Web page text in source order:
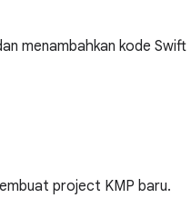
menambahkan kode Swift
project KMP baru.